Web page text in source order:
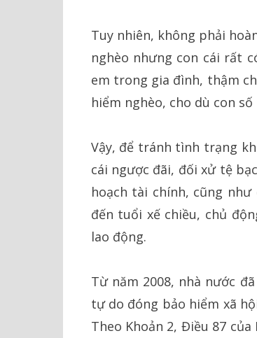
Tuy nhiên, không phải
nghèo nhưng con cái rất
em trong gia đình, thậm
hiểm nghèo, cho dù con
Vậy, để tránh tình trạng
cái ngược đãi, đối xử tệ
hoạch tài chính, cũng
đến tuổi xế chiều, chủ
lao động.
Từ năm 2008, nhà nước
tự do đóng bảo hiểm xã
Theo Khoản 2, Điều 87